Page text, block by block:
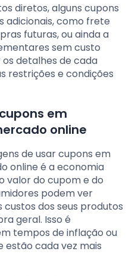
diretos, alguns cupons
adicionais, como frete
futuras, ou ainda a
sem custo
detalhes de cada
restrições e condições
em
online
de usar cupons em
online é a economia
valor do cupom e do
podem ver
custos dos seus produtos
geral. Isso é
tempos de inflação ou
estão cada vez mais